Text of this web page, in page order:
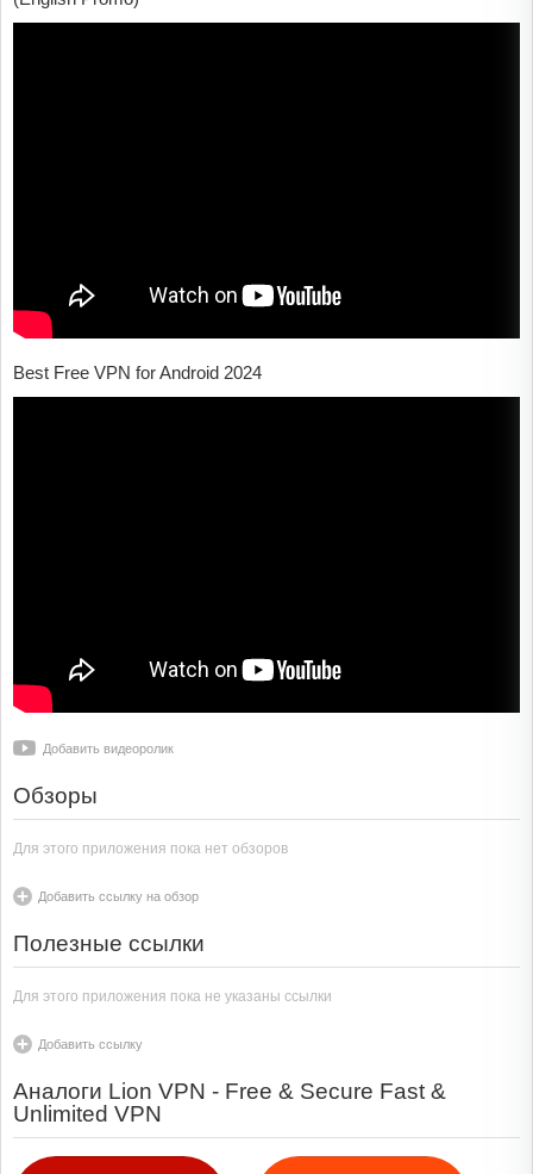
Best Free VPN for Android 2024
Добавить видеоролик
Обзоры
Для этого приложения пока нет обзоров
Добавить ссылку на обзор
Полезные ссылки
Для этого приложения пока не указаны ссылки
Добавить ссылку
Аналоги Lion VPN - Free & Secure Fast &
Unlimited VPN